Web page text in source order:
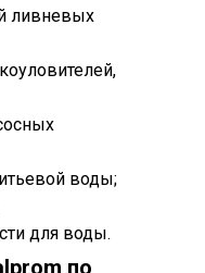
ливневых
воды;
для воды.
по